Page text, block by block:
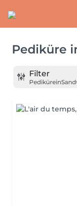
Pediküre
Filter
Pedikürein